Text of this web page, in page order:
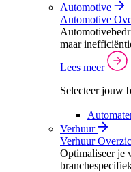
Automotive
Automotive
maar
Lees meer
Selecteer jouw
Verhuur
Verhuur
Optimaliseer je